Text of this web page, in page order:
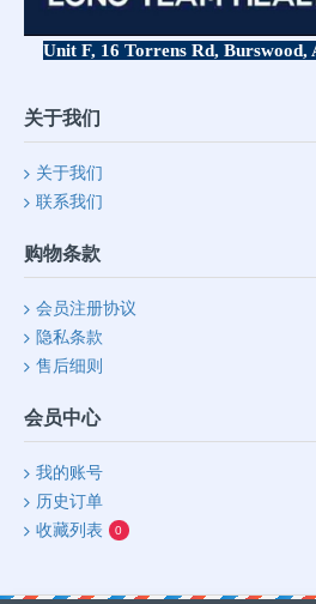
Unit F, 16 Torrens Rd, Burswood,
关于我们
关于我们
联系我们
购物条款
会员注册协议
隐私条款
售后细则
会员中心
我的账号
历史订单
收藏列表
0